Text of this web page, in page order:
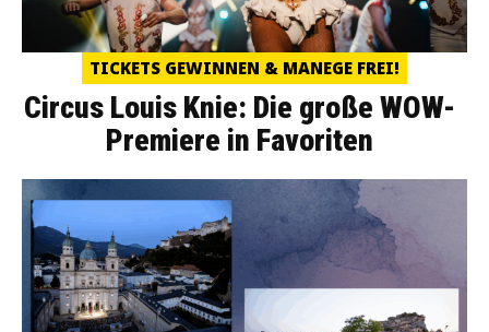
TICKETS GEWINNEN & MANEGE FREI!
Circus Louis Knie: Die große WOW-
Premiere in Favoriten